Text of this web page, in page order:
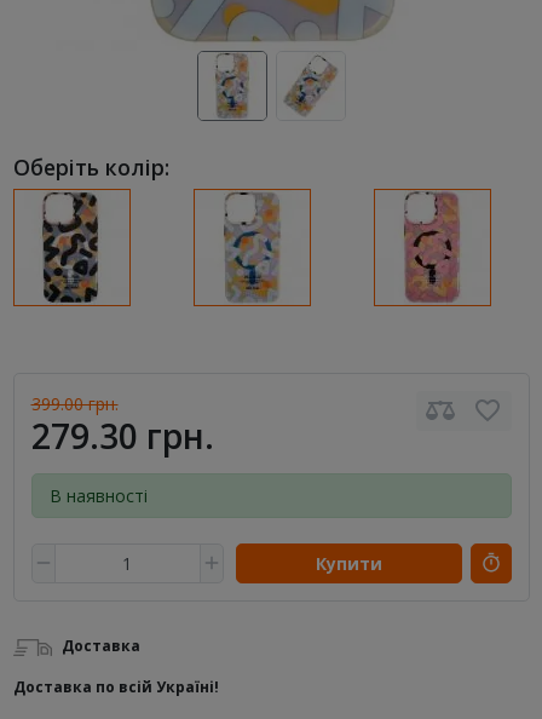
Оберіть колір:
399.00 грн.
279.30 грн.
В наявності
Купити
Доставка
Доставка по всій Україні!